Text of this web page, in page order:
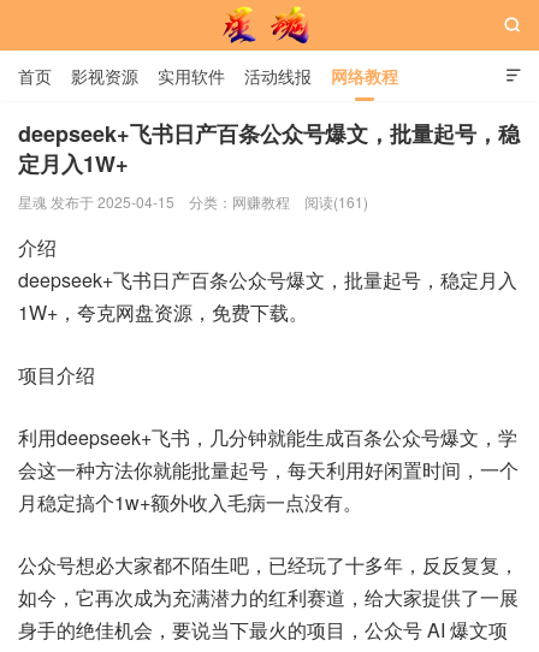
星魂网

首页 影视资源 实用软件 活动线报 网络教程
用户中心 书籍 娱乐

deepseek+飞书日产百条公众号爆文，批量起号，稳
定月入1W+
星魂 发布于 2025-04-15 分类： 网赚教程 阅读(161)
介绍
deepseek+飞书日产百条公众号爆文，批量起号，稳定月入
1W+，夸克网盘资源，免费下载。
项目介绍
利用deepseek+飞书，几分钟就能生成百条公众号爆文，学
会这一种方法你就能批量起号，每天利用好闲置时间，一个
月稳定搞个1w+额外收入毛病一点没有。
公众号想必大家都不陌生吧，已经玩了十多年，反反复复，
如今，它再次成为充满潜力的红利赛道，给大家提供了一展
身手的绝佳机会，要说当下最火的项目，公众号 AI 爆文项